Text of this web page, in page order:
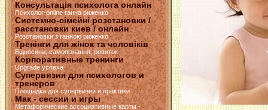
Консультація психолога онлайн
Психолог-online ганна риженко
Системно-сімейні розстановки /
расстановки киев / онлайн
Розстановки з ганною риженко
Тренінги для жінок та чоловіків
Відносини, самопізнання, ровиток
Корпоративные тренинги
Upgrade успеха
Супервизия для психологов и
тренеров
Площадка для супервизии и практики
Мак - сессии и игры
Метафорические ассоциативные карты -